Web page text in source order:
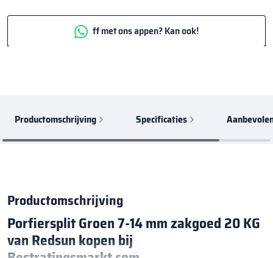
ff met ons appen? Kan ook!
Productomschrijving Specificaties
Productomschrijving
Porfiersplit Groen 7-14 mm zakgoed 20 KG
van Redsun kopen bij